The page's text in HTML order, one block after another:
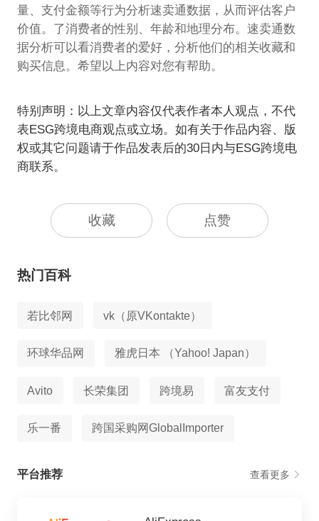
量、支付金额等行为分析速卖通数据，从而评估客户
价值。了消费者的性别、年龄和地理分布。速卖通数
据分析可以看消费者的爱好，分析他们的相关收藏和
购买信息。希望以上内容对您有帮助。
特别声明：以上文章内容仅代表作者本人观点，不代
表ESG跨境电商观点或立场。如有关于作品内容、版
权或其它问题请于作品发表后的30日内与ESG跨境电
商联系。
收藏 点赞
热门百科
若比邻网 vk（原VKontakte）
环球华品网 雅虎日本 （Yahoo! Japan）
Avito 长荣集团 跨境易 富友支付
乐一番 跨国采购网GlobalImporter
平台推荐 查看更多